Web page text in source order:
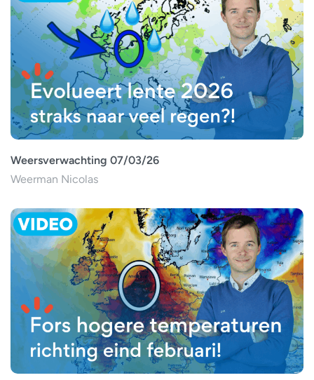
Weersverwachting 07/03/26
Weerman Nicolas